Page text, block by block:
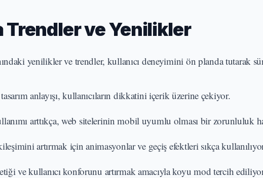
Trendler ve Yenilikler
yenilikler ve trendler, kullanıcı deneyimini ön planda tutarak
anlayışı, kullanıcıların dikkatini içerik üzerine çekiyor.
arttıkça, web sitelerinin mobil uyumlu olması bir zorunluluk
artırmak için animasyonlar ve geçiş efektleri sıkça
ve kullanıcı konforunu artırmak amacıyla koyu mod tercih